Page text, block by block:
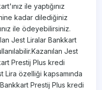
ile yaptığınız
kadar dilediğiniz
ile ödeyebilirsiniz.
Jest Liralar Bankkart
Jest
Prestij Plus kredi
Lira özelliği kapsamında
Prestij Plus kredi